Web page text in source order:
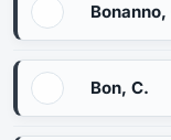
Bonanno,
Bon, C.